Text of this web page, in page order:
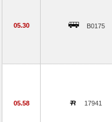
05.30 B0175
05.58 17941